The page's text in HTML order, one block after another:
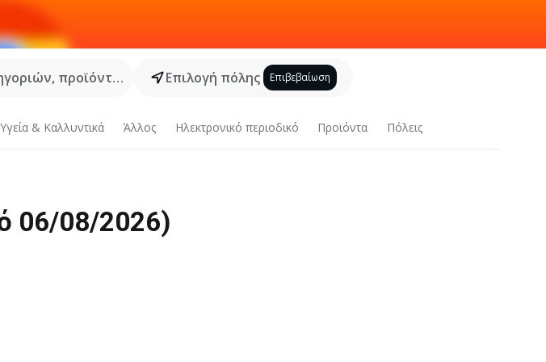
προϊόντων... Επιλογή πόλης Επιβεβαίωση
Υγεία & Καλλυντικά Άλλος Ηλεκτρονικό περιοδικό Προϊόντα Πόλεις
06/08/2026)